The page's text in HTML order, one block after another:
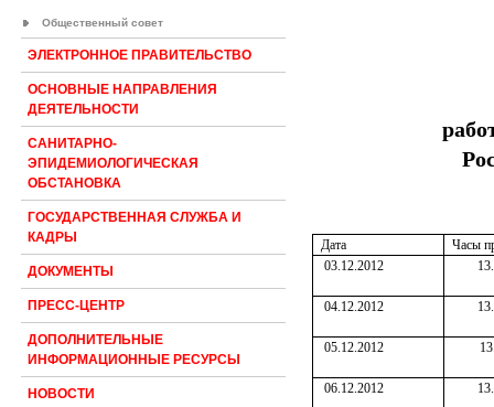
Общественный совет
ЭЛЕКТРОННОЕ ПРАВИТЕЛЬСТВО
ОСНОВНЫЕ НАПРАВЛЕНИЯ
ДЕЯТЕЛЬНОСТИ
САНИТАРНО-
ЭПИДЕМИОЛОГИЧЕСКАЯ
ОБСТАНОВКА
ГОСУДАРСТВЕННАЯ СЛУЖБА И
КАДРЫ
ДОКУМЕНТЫ
ПРЕСС-ЦЕНТР
ДОПОЛНИТЕЛЬНЫЕ
ИНФОРМАЦИОННЫЕ РЕСУРСЫ
НОВОСТИ
Дата
Часы
03.12.2012
04.12.2012
05.12.2012
06.12.2012